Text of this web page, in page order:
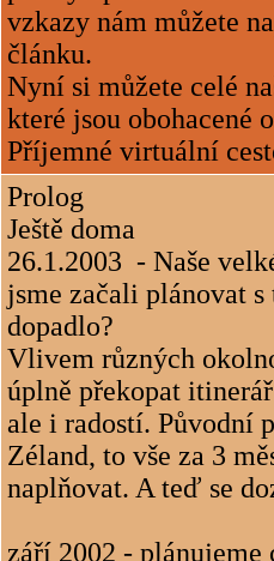
vzkazy nám můžete
článku.
Nyní si můžete celé
které jsou obohacené
Příjemné virtuální
Prolog
Ještě doma
26.1.2003 - Naše
jsme začali plánovat
dopadlo?
Vlivem různých
úplně překopat
ale i radostí. Původní
Zéland, to vše za 3
naplňovat. A teď se
září 2002 - plánujeme